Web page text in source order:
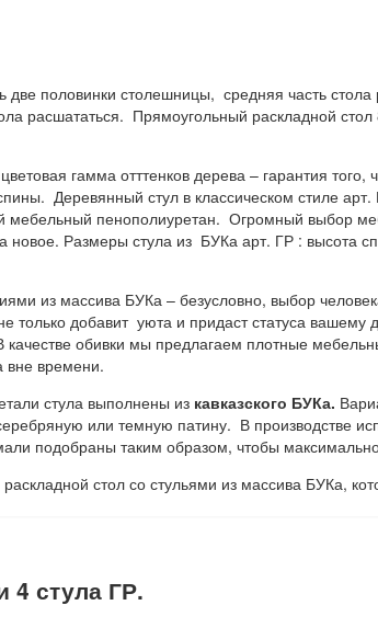
половинки столешницы, средняя часть стола
расшататься. Прямоугольный раскладной
гамма отттенков дерева – гарантия
Деревянный стул в классическом стиле
пенополиуретан. Огромный выбор
новое. Размеры стула из БУКа арт. ГР : высота
из массива БУКа – безусловно, выбор
добавит уюта и придаст статуса
обивки мы предлагаем плотные
вне времени.
стула выполнены из кавказского БУКа.
или темную патину. В производстве
подобраны таким образом, чтобы максимально
стол со стульями из массива БУКа,
4 стула ГР.